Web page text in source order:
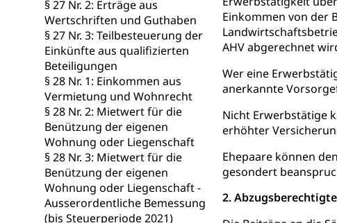
§ 27 Nr. 2: Erträge aus
Wertschriften und Guthaben
§ 27 Nr. 3: Teilbesteuerung der
Einkünfte aus qualifizierten
Beteiligungen
§ 28 Nr. 1: Einkommen aus
Vermietung und Wohnrecht
§ 28 Nr. 2: Mietwert für die
Benützung der eigenen
Wohnung oder Liegenschaft
§ 28 Nr. 3: Mietwert für die
Benützung der eigenen
Wohnung oder Liegenschaft -
Ausserordentliche Bemessung
(bis Steuerperiode 2021)
Einkommen von der
AHV abgerechnet
Wer eine
anerkannte
Nicht Erwerbstätige
erhöhter
Ehepaare können
gesondert
2.
Zivilschutz
Staat und Recht
Gleichstellung
Diskriminierung,
Gleichstellung
Zivilverfahren
Zivilrecht,
Bezirksgerichte:
Betreibung und
Bankrott, Schulden,